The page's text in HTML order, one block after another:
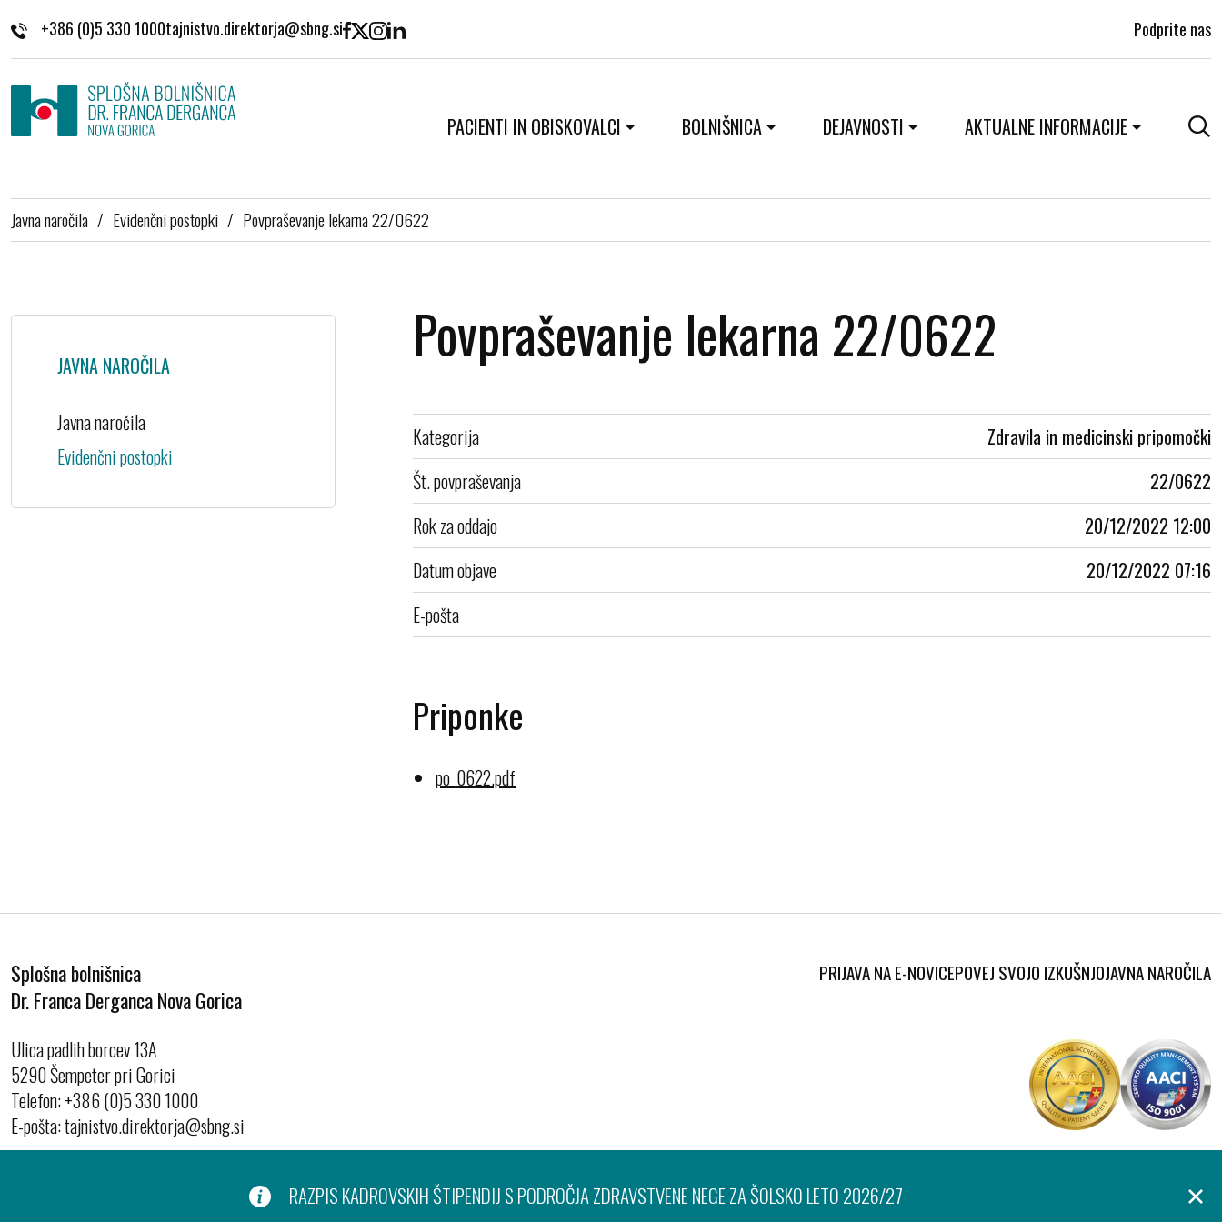
+386 (0)5 330 1000 Podprite nas
PACIENTI IN OBISKOVALCI BOLNIŠNICA DEJAVNOSTI AKTUALNE INFORMACIJE
Javna naročila / Evidenčni postopki / Povpraševanje lekarna 22/0622
JAVNA NAROČILA
Javna naročila
Evidenčni postopki
Povpraševanje lekarna 22/0622
Kategorija
Zdravila in medicinski pripomočki
Št. povpraševanja
22/0622
Rok za oddajo
20/12/2022 12:00
Datum objave
20/12/2022 07:16
E-pošta
Priponke
po_0622.pdf
Splošna bolnišnica
Dr. Franca Derganca Nova Gorica
Ulica padlih borcev 13A
5290 Šempeter pri Gorici
Telefon:+386 (0)5 330 1000
E-pošta:
PRIJAVA NA E-NOVICEPOVEJ SVOJO IZKUŠNJOJAVNA NAROČILA
RAZPIS KADROVSKIH ŠTIPENDIJ S PODROČJA ZDRAVSTVENE NEGE ZA ŠOLSKO LETO 2026/27